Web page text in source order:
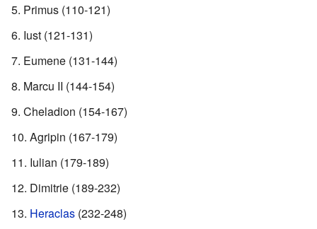
Primus (110-121)
Iust (121-131)
Eumene (131-144)
Marcu II (144-154)
Cheladion (154-167)
Agripin (167-179)
Iulian (179-189)
Dimitrie (189-232)
Heraclas (232-248)